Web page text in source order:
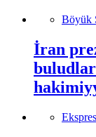
Böyük
İran